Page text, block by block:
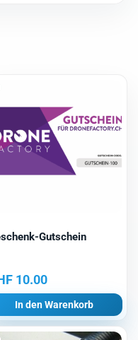
Gutschein
10.00
In den Warenkorb